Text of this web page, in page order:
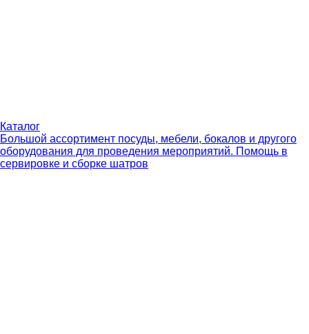
Каталог
Большой ассортимент посуды, мебели, бокалов и другого
оборудования для проведения мероприятий. Помощь в
сервировке и сборке шатров